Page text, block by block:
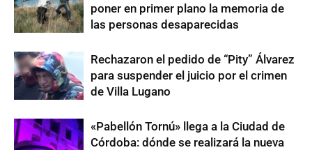
poner en primer plano la memoria de
las personas desaparecidas
Rechazaron el pedido de “Pity” Álvarez
para suspender el juicio por el crimen
de Villa Lugano
«Pabellón Tornú» llega a la Ciudad de
Córdoba: dónde se realizará la nueva